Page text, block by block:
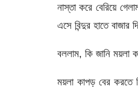
নাস্তা করে বেরিয়ে
এসে বিন্দুর হাতে
বললাম, কি জানি ময়লা
ময়লা কাপড় বের করতে